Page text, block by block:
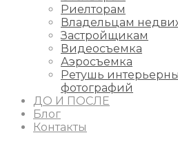
Риелторам
Владельцам
Застройщикам
Видеосъемка
Аэросъемка
Ретушь
фотографий
ДО И ПОСЛЕ
Блог
Контакты